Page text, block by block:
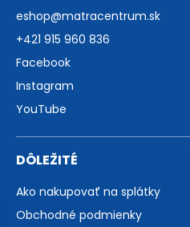
eshop@matracentrum.sk
+421 915 960 836
Facebook
Instagram
YouTube
DÔLEŽITÉ
Ako nakupovať na splátky
Obchodné podmienky